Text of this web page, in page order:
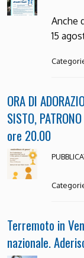
Anche
15
ORA DI
SISTO,
ore 20.00
Terremoto in
nazionale.